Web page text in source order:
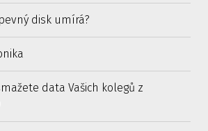
disk umírá?
data Vašich kolegů z